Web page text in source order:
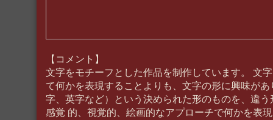
【コメント】
文字をモチーフとした作品を制作しています。 文
て何かを表現することよりも、文字の形に興味が
字、英字など）という決められた形のものを、違
感覚 的、視覚的、絵画的なアプローチで何かを表